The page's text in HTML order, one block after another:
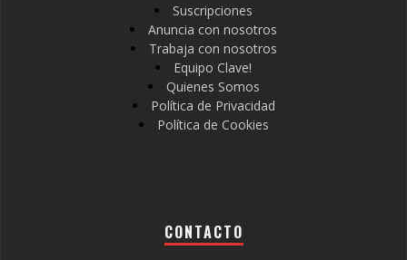
Suscripciones
Anuncia con nosotros
Trabaja con nosotros
Equipo Clave!
Quienes Somos
Política de Privacidad
Política de Cookies
CONTACTO